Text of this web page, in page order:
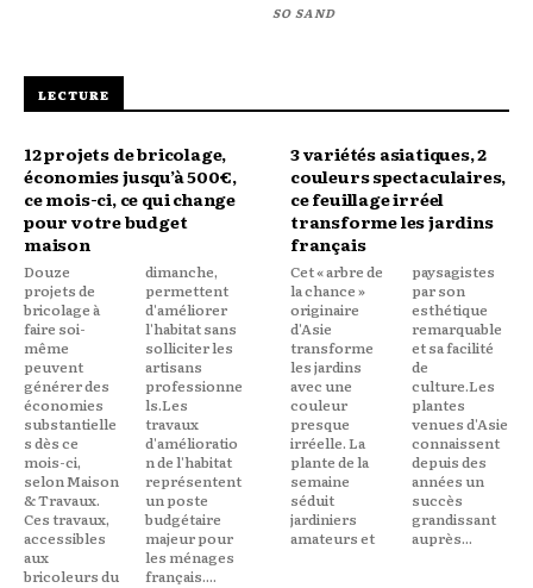
SO SAND
LECTURE
12 projets de bricolage,
économies jusqu’à 500€,
ce mois-ci, ce qui change
pour votre budget
maison
Douze
projets de
bricolage à
faire soi-
même
peuvent
générer des
économies
substantielle
s dès ce
mois-ci,
selon Maison
& Travaux.
Ces travaux,
accessibles
aux
bricoleurs du
dimanche,
permettent
d'améliorer
l'habitat sans
solliciter les
artisans
professionne
ls.Les
travaux
d'amélioratio
n de l'habitat
représentent
un poste
budgétaire
majeur pour
les ménages
français....
3 variétés asiatiques, 2
couleurs spectaculaires,
ce feuillage irréel
transforme les jardins
français
Cet « arbre de
la chance »
originaire
d'Asie
transforme
les jardins
avec une
couleur
presque
irréelle. La
plante de la
semaine
séduit
jardiniers
amateurs et
paysagistes
par son
esthétique
remarquable
et sa facilité
de
culture.Les
plantes
venues d'Asie
connaissent
depuis des
années un
succès
grandissant
auprès...